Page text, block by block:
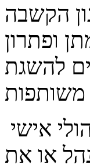
הקשבה
ופתרון
להשגת
או את